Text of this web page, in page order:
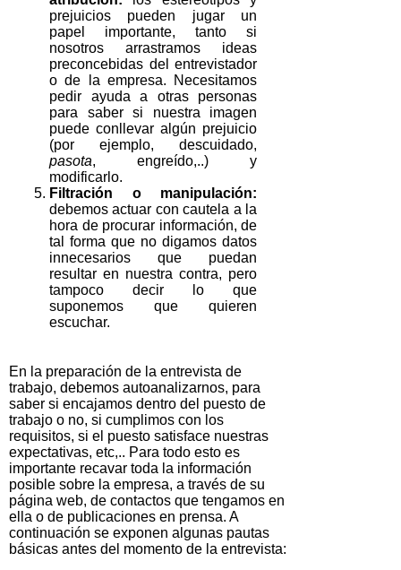
prejuicios pueden jugar un
papel importante, tanto si
nosotros arrastramos ideas
preconcebidas del entrevistador
o de la empresa. Necesitamos
pedir ayuda a otras personas
para saber si nuestra imagen
puede conllevar algún prejuicio
(por ejemplo, descuidado,
pasota, engreído,..) y
modificarlo.
Filtración o manipulación:
debemos actuar con cautela a la
hora de procurar información, de
tal forma que no digamos datos
innecesarios que puedan
resultar en nuestra contra, pero
tampoco decir lo que
suponemos que quieren
escuchar.
En la preparación de la entrevista de
trabajo, debemos autoanalizarnos, para
saber si encajamos dentro del puesto de
trabajo o no, si cumplimos con los
requisitos, si el puesto satisface nuestras
expectativas, etc,.. Para todo esto es
importante recavar toda la información
posible sobre la empresa, a través de su
página web, de contactos que tengamos en
ella o de publicaciones en prensa. A
continuación se exponen algunas pautas
básicas antes del momento de la entrevista: